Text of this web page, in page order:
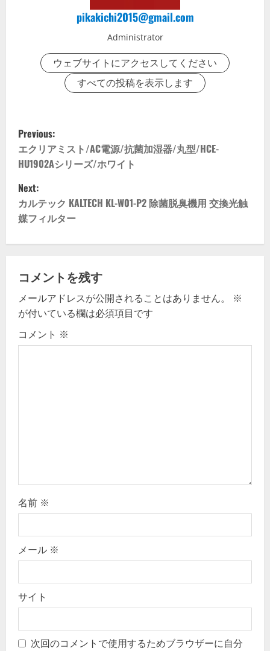
pikakichi2015@gmail.com
Administrator
ウェブサイトにアクセスしてください
すべての投稿を表示します
P
o
s
t
n
v
i
g
Previous:
エクリアミスト/AC電源/抗菌加湿器/丸型/HCE-
HU1902Aシリーズ/ホワイト
Next:
カルテック KALTECH KL-W01-P2 除菌脱臭機用 交換光触
媒フィルター
コメントを残す
メールアドレスが公開されることはありません。
※
が付いている欄は必須項目です
コメント ※
名前 ※
メール ※
サイト
次回のコメントで使用するためブラウザーに自分